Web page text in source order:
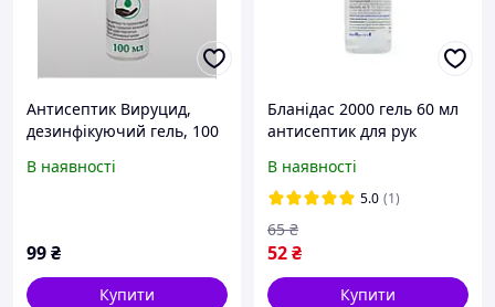
Антисептик Вируцид,
дезинфікуючий гель, 100
В наявності
99₴
Купити
Бланідас 2000 гель 60 мл
антисептик для рук
В наявності
5.0 (1)
52₴
65 ₴
Купити